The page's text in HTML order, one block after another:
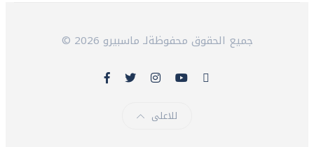
© 2026 جميع الحقوق محفوظةلـ ماسبيرو
للاعلى